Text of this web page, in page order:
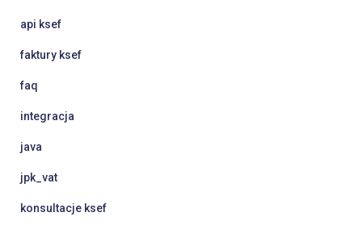
api ksef
faktury ksef
faq
integracja
java
jpk_vat
konsultacje ksef